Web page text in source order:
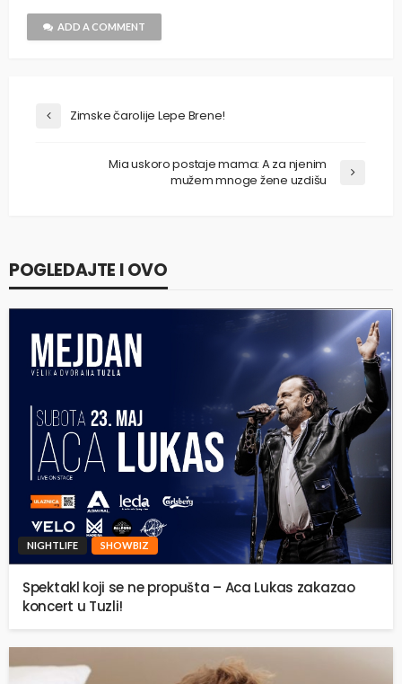
ADD A COMMENT
Zimske čarolije Lepe Brene!
Mia uskoro postaje mama: A za njenim
mužem mnoge žene uzdišu
POGLEDAJTE I OVO
NIGHTLIFE SHOWBIZ
Spektakl koji se ne propušta – Aca Lukas zakazao
koncert u Tuzli!